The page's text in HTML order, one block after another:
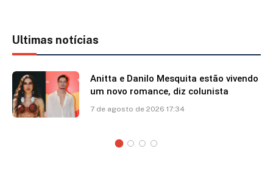
Ultimas notícias
Anitta e Danilo Mesquita estão vivendo
um novo romance, diz colunista
7 de agosto de 2026 17:34